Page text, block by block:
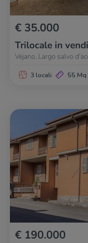
€ 35.000
Trilocale in
Vejano, Largo salvo
3 locali 55 Mq
€ 190.000